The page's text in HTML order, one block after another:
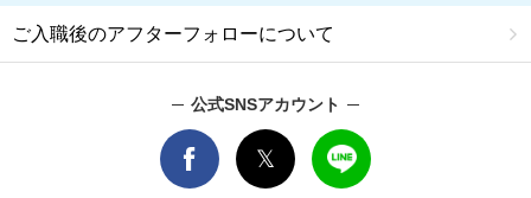
ご入職後のアフターフォローについて
公式SNSアカウント